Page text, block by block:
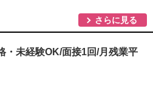
さらに見る
・未経験OK/面接1回/月残業平